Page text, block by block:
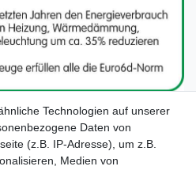
Technologien auf unserer
Daten von
(z.B. IP-Adresse), um z.B.
Medien von